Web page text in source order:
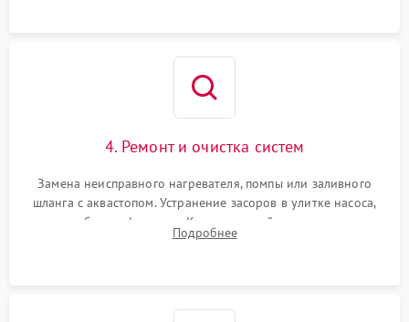
4. Ремонт и очистка систем
Замена неисправного нагревателя, помпы или заливного
шланга с аквастопом. Устранение засоров в улитке насоса,
патрубках и фильтрах. Компонентный ремонт платы
управления, восстановление поврежденной проводки.
Подробнее